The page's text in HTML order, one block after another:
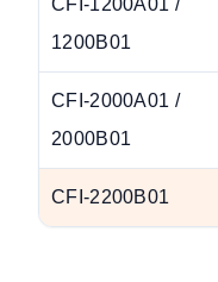
CFI-1200A01 /
1200B01
CFI-2000A01 /
2000B01
CFI-2200B01